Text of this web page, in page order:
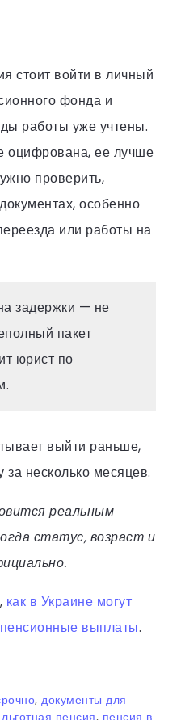
стоит войти в личный
фонда и
работы уже учтены.
оцифрована, ее лучше
проверить,
особенно
или работы на
задержки — не
пакет
юрист по
выйти раньше,
за несколько месяцев.
реальным
статус, возраст и
как в Украине могут
выплаты.
, документы для